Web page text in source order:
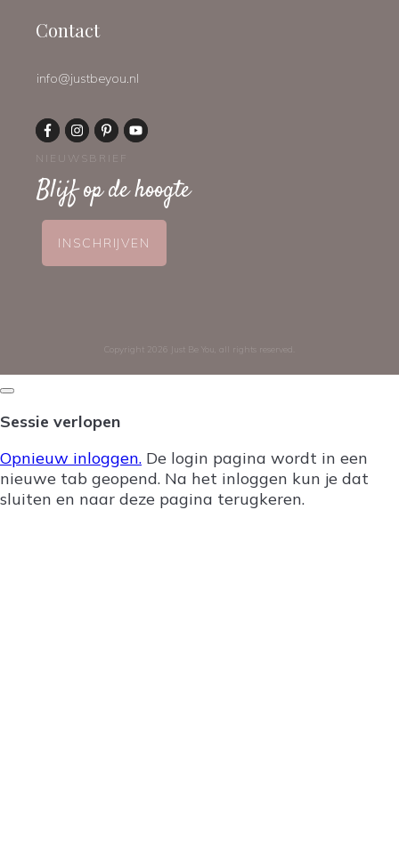
Contact
info@justbeyou.nl
NIEUWSBRIEF
Blijf op de hoogte
INSCHRIJVEN
Copyright 2026 Just Be You , all rights reserved.
Dialoogvenster
Sessie verlopen
Opnieuw inloggen. De login pagina wordt in een
nieuwe tab geopend. Na het inloggen kun je dat
sluiten en naar deze pagina terugkeren.